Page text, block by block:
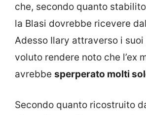
che, secondo quanto
la Blasi dovrebbe ricevere
Adesso Ilary attraverso i
voluto rendere noto che l’ex
avrebbe sperperato molti
Secondo quanto ricostruito